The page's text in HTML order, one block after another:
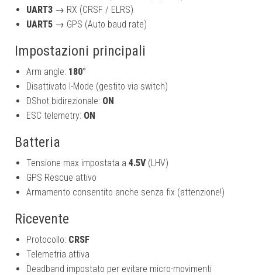
UART3 → RX (CRSF / ELRS)
UART5 → GPS (Auto baud rate)
Impostazioni principali
Arm angle: 180°
Disattivato I-Mode (gestito via switch)
DShot bidirezionale: ON
ESC telemetry: ON
Batteria
Tensione max impostata a 4.5V (LHV)
GPS Rescue attivo
Armamento consentito anche senza fix (attenzione!)
Ricevente
Protocollo: CRSF
Telemetria attiva
Deadband impostato per evitare micro-movimenti